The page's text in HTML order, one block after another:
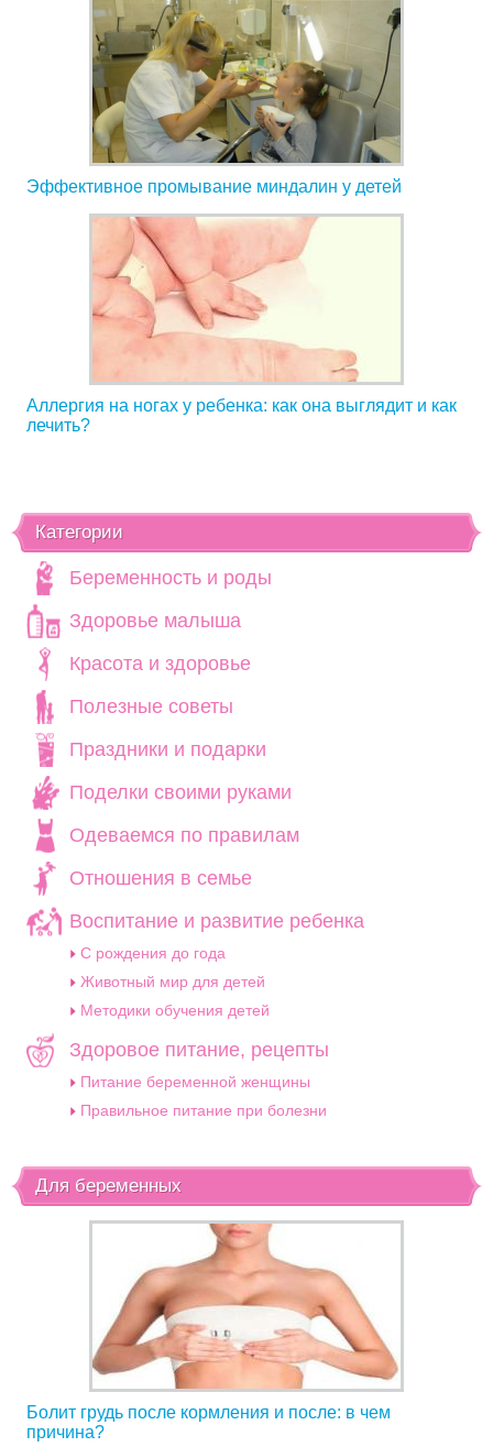
Эффективное промывание миндалин у детей
Аллергия на ногах у ребенка: как она выглядит и как
лечить?
Категории
Беременность и роды
Здоровье малыша
Красота и здоровье
Полезные советы
Праздники и подарки
Поделки своими руками
Одеваемся по правилам
Отношения в семье
Воспитание и развитие ребенка
C рождения до года
Животный мир для детей
Методики обучения детей
Здоровое питание, рецепты
Питание беременной женщины
Правильное питание при болезни
Для беременных
Болит грудь после кормления и после: в чем
причина?